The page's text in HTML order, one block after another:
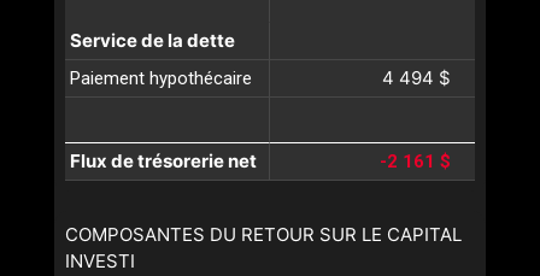
Service de la dette
Paiement hypothécaire 4 494 $
Flux de trésorerie net -2 161 $
COMPOSANTES DU RETOUR SUR LE CAPITAL
INVESTI